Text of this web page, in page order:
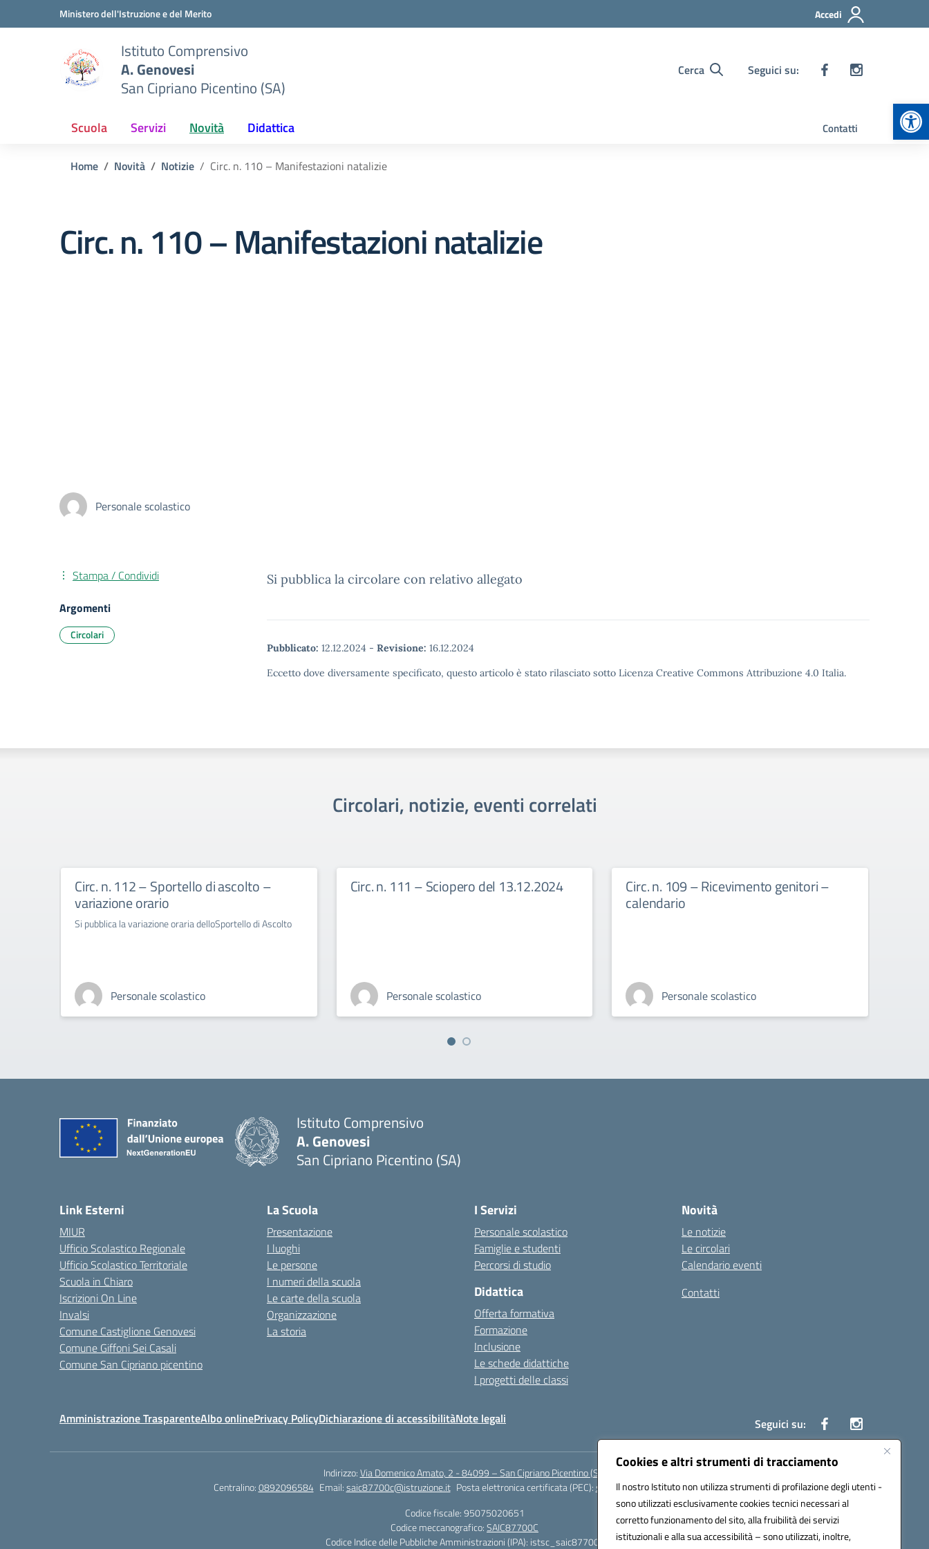
Cookies e altri strumenti di tracciamento
Il nostro Istituto non utilizza strumenti di profilazione degli utenti -
sono utilizzati esclusivamente cookies tecnici necessari al
corretto funzionamento del sito, alla fruibilità dei servizi
istituzionali e alla sua accessibilità – sono utilizzati, inoltre,
Vai ai contenuti
Vai al menu di navigazioneMinistero dell'Istruzione e del Merito Accedi
Istituto Comprensivo
A. Genovesi
San Cipriano Picentino (SA)
Cerca Seguici su:
Scuola Servizi Novità Didattica Contatti
Home Novità Notizie Circ. n. 110 – Manifestazioni natalizie
Circ. n. 110 – Manifestazioni natalizie
Personale scolastico
Si pubblica la circolare con relativo allegato
Pubblicato: 12.12.2024 - Revisione: 16.12.2024
Eccetto dove diversamente specificato, questo articolo è stato rilasciato sotto Licenza Creative Commons Attribuzione 4.0 Italia.
Stampa / Condividi
Argomenti
Circolari
Circolari, notizie, eventi correlati
Circ. n. 112 – Sportello di ascolto –
variazione orario
Si pubblica la variazione oraria delloSportello di Ascolto
Personale scolastico
Circ. n. 111 – Sciopero del 13.12.2024
Personale scolastico
Circ. n. 109 – Ricevimento genitori –
calendario
Personale scolastico
Istituto Comprensivo
A. Genovesi
San Cipriano Picentino (SA)
Link Esterni
MIUR
Ufficio Scolastico Regionale
Ufficio Scolastico Territoriale
Scuola in Chiaro
Iscrizioni On Line
Invalsi
Comune Castiglione Genovesi
Comune Giffoni Sei Casali
Comune San Cipriano picentino
La Scuola
Presentazione
I luoghi
Le persone
I numeri della scuola
Le carte della scuola
Organizzazione
La storia
I Servizi
Personale scolastico
Famiglie e studenti
Percorsi di studio
Didattica
Offerta formativa
Formazione
Inclusione
Le schede didattiche
I progetti delle classi
Novità
Le notizie
Le circolari
Calendario eventi
Contatti
Amministrazione TrasparenteAlbo onlinePrivacy PolicyDichiarazione di accessibilitàNote legali Seguici su:
Indirizzo:Via Domenico Amato, 2 - 84099 – San Cipriano Picentino (Sa)
Centralino:0892096584 Email:saic87700c@istruzione.it Posta elettronica certificata (PEC):saic87700c@pec.istruzione.it
Codice fiscale: 95075020651
Codice meccanografico:SAIC87700C
Codice Indice delle Pubbliche Amministrazioni (IPA): istsc_saic87700c